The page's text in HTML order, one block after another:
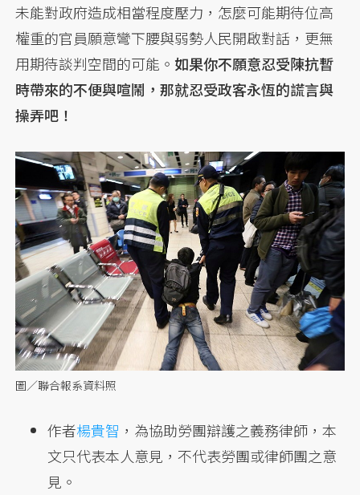
未能對政府造成相當程度壓力，怎麼可能期待位高
權重的官員願意彎下腰與弱勢人民開啟對話，更無
用期待談判空間的可能。 如果你不願意忍受陳抗暫
時帶來的不便與喧鬧，那就忍受政客永恆的謊言與
操弄吧！
圖／聯合報系資料照
作者楊貴智 ，為協助勞團辯護之義務律師，本
文只代表本人意見，不代表勞團或律師團之意
見。